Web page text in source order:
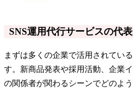
SNS運用代行サービスの代
まずは多くの企業で活用されてい
す。新商品発表や採用活動、企業
の関係者が関わるシーンでどのよ